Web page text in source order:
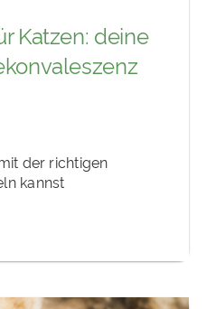
Katzen: deine
der richtigen
kannst